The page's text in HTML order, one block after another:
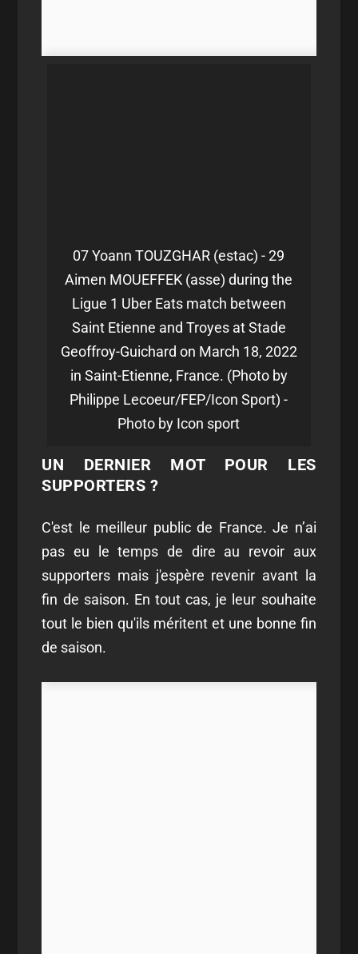
07 Yoann TOUZGHAR (estac) - 29
Aimen MOUEFFEK (asse) during the
Ligue 1 Uber Eats match between
Saint Etienne and Troyes at Stade
Geoffroy-Guichard on March 18, 2022
in Saint-Etienne, France. (Photo by
Philippe Lecoeur/FEP/Icon Sport) -
Photo by Icon sport
UN DERNIER MOT POUR LES
SUPPORTERS ?
C'est le meilleur public de France. Je n’ai
pas eu le temps de dire au revoir aux
supporters mais j'espère revenir avant la
fin de saison. En tout cas, je leur souhaite
tout le bien qu'ils méritent et une bonne fin
de saison.